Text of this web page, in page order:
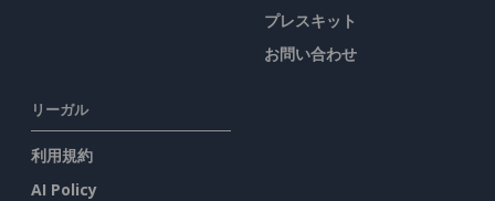
プレスキット
お問い合わせ
リーガル
利用規約
AI Policy